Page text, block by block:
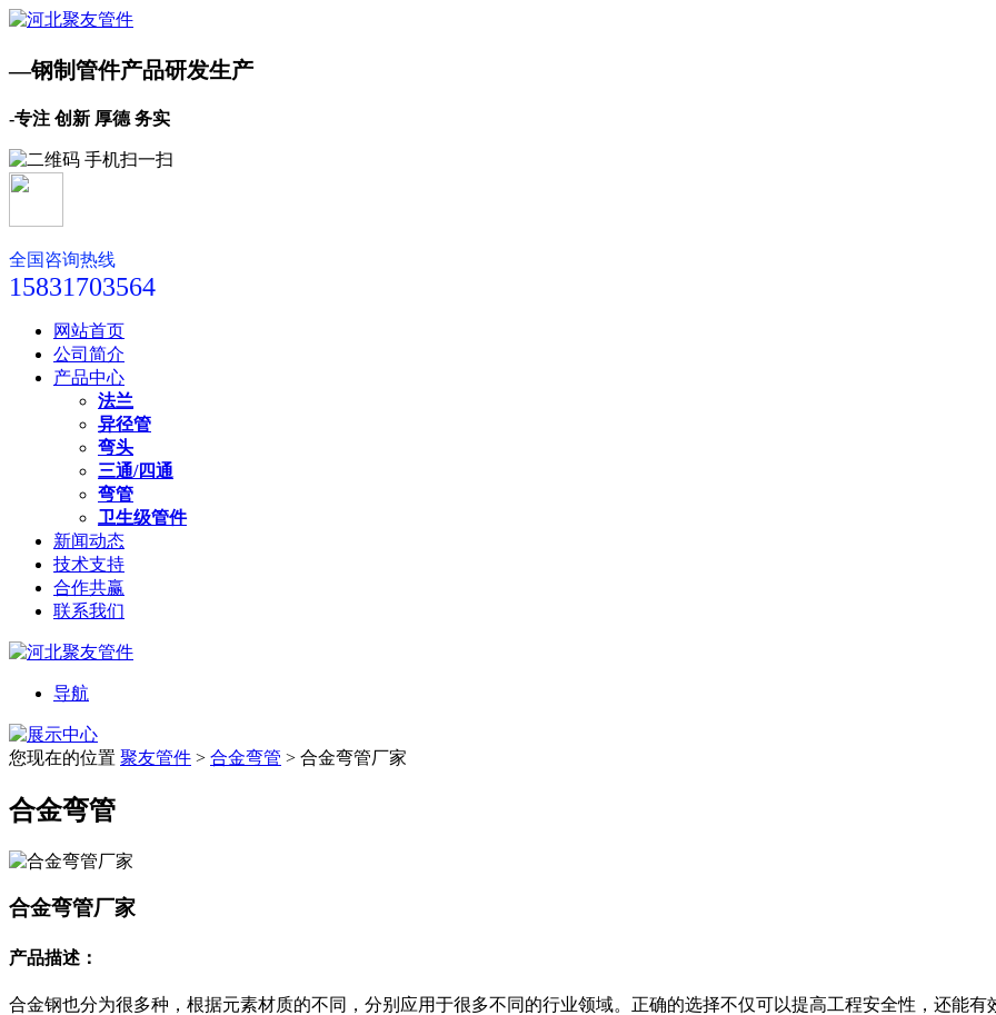
—钢制管件产品研发生产
-专注 创新 厚德 务实
全国咨询热线
15831703564
网站首页
公司简介
产品中心
法兰
异径管
弯头
三通/四通
弯管
卫生级管件
新闻动态
技术支持
合作共赢
联系我们
导航
您现在的位置 聚友管件 > 合金弯管 > 合金弯管厂家
合金弯管
合金弯管厂家
产品描述：
合金钢也分为很多种，根据元素材质的不同，分别应用于很多不同的行业领域。正确的选择不仅可以提高工程安全性，还能